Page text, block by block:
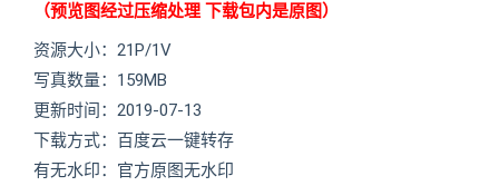
（预览图经过压缩处理 下载包内是原图）
资源大小：21P/1V
写真数量：159MB
更新时间：2019-07-13
下载方式：百度云一键转存
有无水印：官方原图无水印